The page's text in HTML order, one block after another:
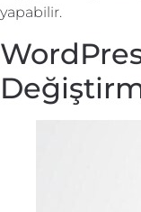
yapabilir.